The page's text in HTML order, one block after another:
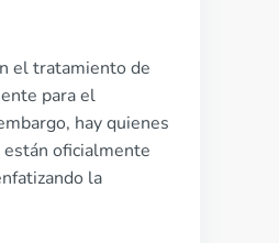
el tratamiento de
para el
hay quienes
oficialmente
la